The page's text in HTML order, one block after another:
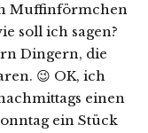
Muffinförmchen
soll ich sagen?
Dingern, die
😉 OK, ich
einen
ein Stück